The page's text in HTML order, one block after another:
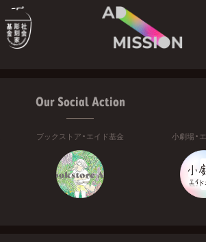
Our Social Action
ブックストア・エイド基金 小劇場・